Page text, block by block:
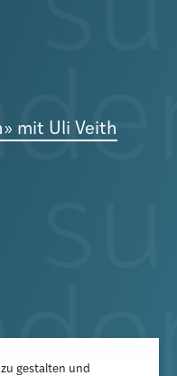
mit Uli Veith
gestalten und